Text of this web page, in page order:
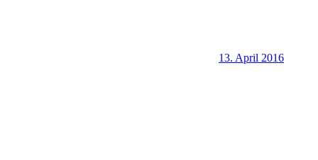
13. April 2016